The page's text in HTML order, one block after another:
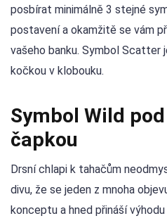
posbírat minimálně 3 stejné
postavení a okamžitě se vám
vašeho banku. Symbol Scatter
kočkou v klobouku.
Symbol Wild
čapkou
Drsní chlapi k tahačům
divu, že se jeden z mnoha
konceptu a hned přináší